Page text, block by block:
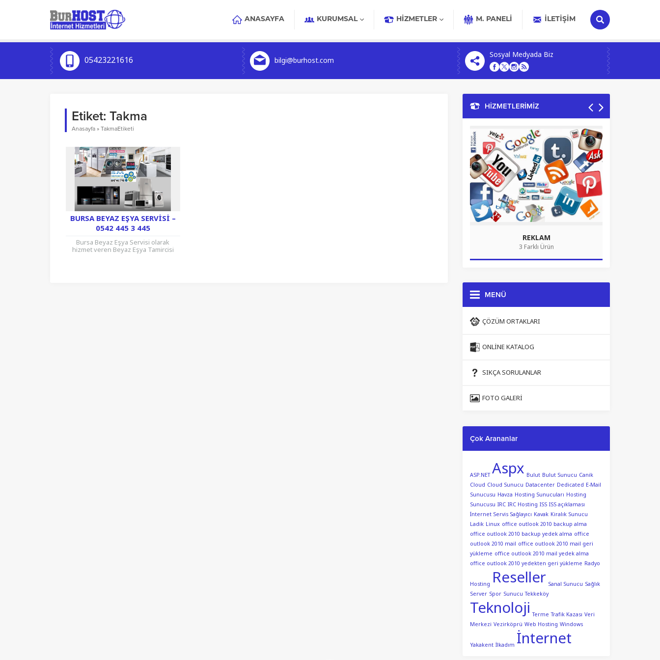
ANASAYFA KURUMSAL HIZMETLER M. PANELİ İLETIŞIM
05423221616 bilgi@burhost.com
Sosyal Medyada Biz
Etiket: Takma
Anasayfa » TakmaEtiketi
BURSA BEYAZ EŞYA SERVISI –
0542 445 3 445
Bursa Beyaz Eşya Servisi olarak
hizmet veren Beyaz Eşya Tamircisi
HİZMETLERİMİZ
REKLAM
3 Farklı Ürün
MENÜ
ÇÖZÜM ORTAKLARI
ONLINE KATALOG
SIKÇA SORULANLAR
FOTO GALERI
Çok Arananlar
ASP.NET Aspx Bulut Bulut Sunucu Canik
Cloud Cloud Sunucu Datacenter Dedicated E-Mail
Sunucusu Havza Hosting Sunucuları Hosting
Sunucusu IRC IRC Hosting ISS ISS açıklaması
İnternet Servis Sağlayıcı Kavak Kiralık Sunucu
Ladik Linux office outlook 2010 backup alma
office outlook 2010 backup yedek alma office
outlook 2010 mail office outlook 2010 mail geri
yükleme office outlook 2010 mail yedek alma
office outlook 2010 yedekten geri yükleme Radyo
Hosting Reseller Sanal Sunucu Sağlık
Server Spor Sunucu Tekkeköy
Teknoloji Terme Trafik Kazası Veri
Merkezi Vezirköprü Web Hosting Windows
Yakakent İlkadım İnternet